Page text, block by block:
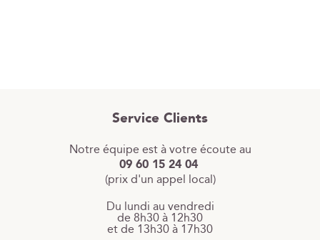
Service Clients
Notre équipe est à votre écoute au
09 60 15 24 04
(prix d'un appel local)
Du lundi au vendredi
de 8h30 à 12h30
et de 13h30 à 17h30